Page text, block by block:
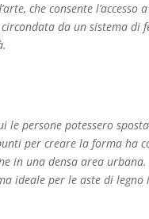
che consente l’accesso
circondata da un sistema
le persone potessero
per creare la forma ha
in una densa area
ideale per le aste di